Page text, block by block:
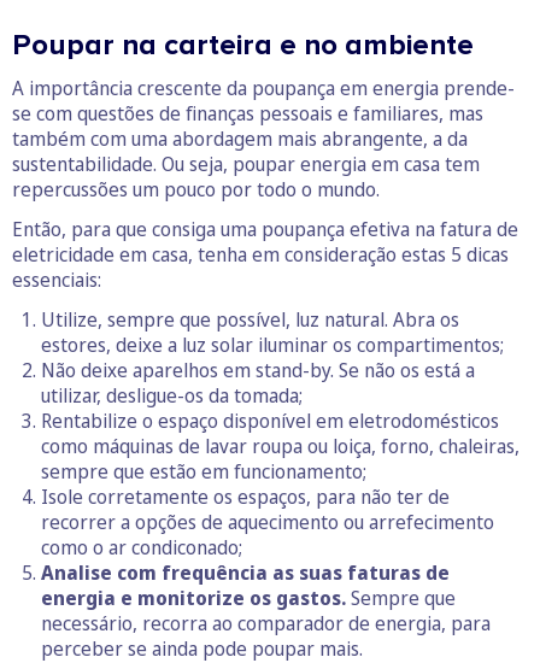
Poupar na carteira e no ambiente
A importância crescente da poupança em energia prende-
se com questões de finanças pessoais e familiares, mas
também com uma abordagem mais abrangente, a da
sustentabilidade. Ou seja, poupar energia em casa tem
repercussões um pouco por todo o mundo.
Então, para que consiga uma poupança efetiva na fatura de
eletricidade em casa, tenha em consideração estas 5 dicas
essenciais:
Utilize, sempre que possível, luz natural. Abra os
estores, deixe a luz solar iluminar os compartimentos;
Não deixe aparelhos em stand-by. Se não os está a
utilizar, desligue-os da tomada;
Rentabilize o espaço disponível em eletrodomésticos
como máquinas de lavar roupa ou loiça, forno, chaleiras,
sempre que estão em funcionamento;
Isole corretamente os espaços, para não ter de
recorrer a opções de aquecimento ou arrefecimento
como o ar condiconado;
Analise com frequência as suas faturas de
energia e monitorize os gastos.Sempre que
necessário, recorra ao comparador de energia, para
perceber se ainda pode poupar mais.